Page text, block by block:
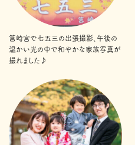
筥崎宮で七五三の出張撮影、午後の
温かい光の中で和やかな家族写真が
撮れました♪